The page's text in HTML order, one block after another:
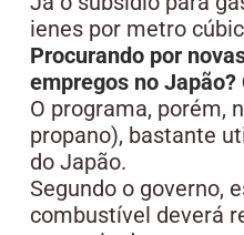
ienes por metro
Procurando por
empregos no Japão?
O programa, porém,
propano), bastante
do Japão.
Segundo o governo,
combustível deverá